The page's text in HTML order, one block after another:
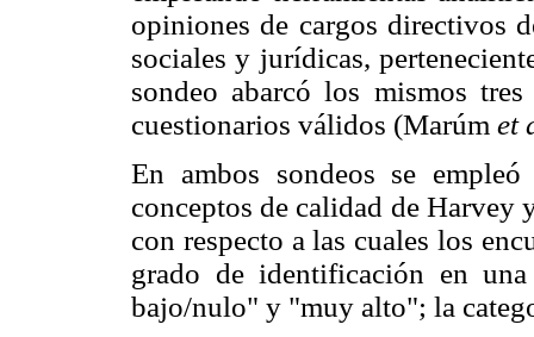
opiniones de cargos directivos
sociales y jurídicas,
sondeo abarcó los mismos
cuestionarios válidos (Marúm et
En ambos sondeos se
conceptos de calidad de Harvey
con respecto a las cuales los
grado de identificación en
bajo/nulo" y "muy alto"; la